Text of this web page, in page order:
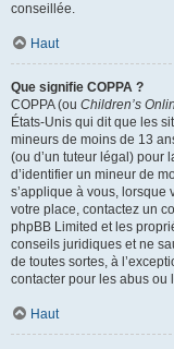
conseillée.
Haut
Que signifie COPPA ?
COPPA (ou Children’s
États-Unis qui dit que les
mineurs de moins de 13
(ou d’un tuteur légal) pour
d’identifier un mineur de
s’applique à vous, lorsque
votre place, contactez un
phpBB Limited et les
conseils juridiques et ne
de toutes sortes, à
contacter pour les abus ou
Haut